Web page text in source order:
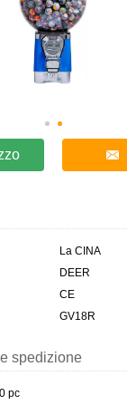
La CINA
DEER
CE
GV18R
spedizione
pc